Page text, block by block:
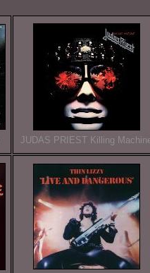
JUDAS PRIEST Killing